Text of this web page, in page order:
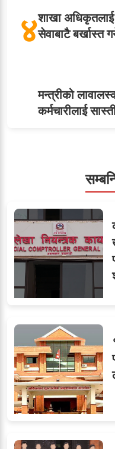
४शाखा अधिकृतलाई
सेवाबाटै बर्खास्त
मन्त्रीको
कर्मचारीलाई
६सहसचिवमा प्रथम
विजयकुमार
टिप्स
७
८जुनियरलाई दोहोरो
मन्त्रालयभित्र